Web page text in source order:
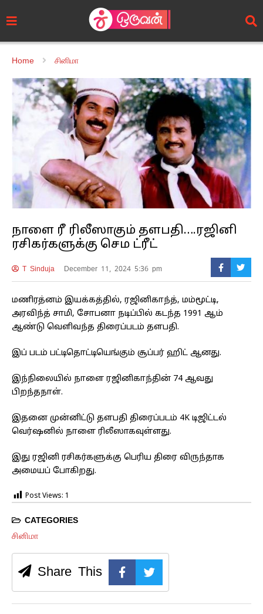
Home சினிமா
நாளை ரீ ரிலீஸாகும் தளபதி….ரஜினி
ரசிகர்களுக்கு செம ட்ரீட்
T Sinduja December 11, 2024 5:36 pm
மணிரத்னம் இயக்கத்தில், ரஜினிகாந்த், மம்மூட்டி,
அரவிந்த் சாமி, சோபனா நடிப்பில் கடந்த 1991 ஆம்
ஆண்டு வெளிவந்த திரைப்படம் தளபதி.
இப் படம் பட்டிதொட்டியெங்கும் சூப்பர் ஹிட் ஆனது.
இந்நிலையில் நாளை ரஜினிகாந்தின் 74 ஆவது
பிறந்தநாள்.
இதனை முன்னிட்டு தளபதி திரைப்படம் 4K டிஜிட்டல்
வெர்ஷனில் நாளை ரிலீஸாகவுள்ளது.
இது ரஜினி ரசிகர்களுக்கு பெரிய திரை விருந்தாக
அமையப் போகிறது.
Post Views: 1
CATEGORIES
சினிமா
Share This